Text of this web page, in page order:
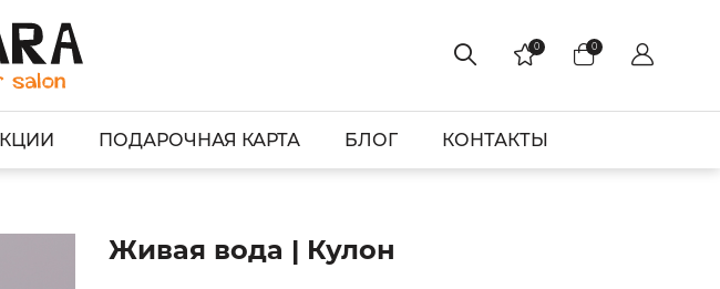
0 0
ПОДАРОЧНАЯ КАРТА БЛОГ КОНТАКТЫ
Живая вода | Кулон